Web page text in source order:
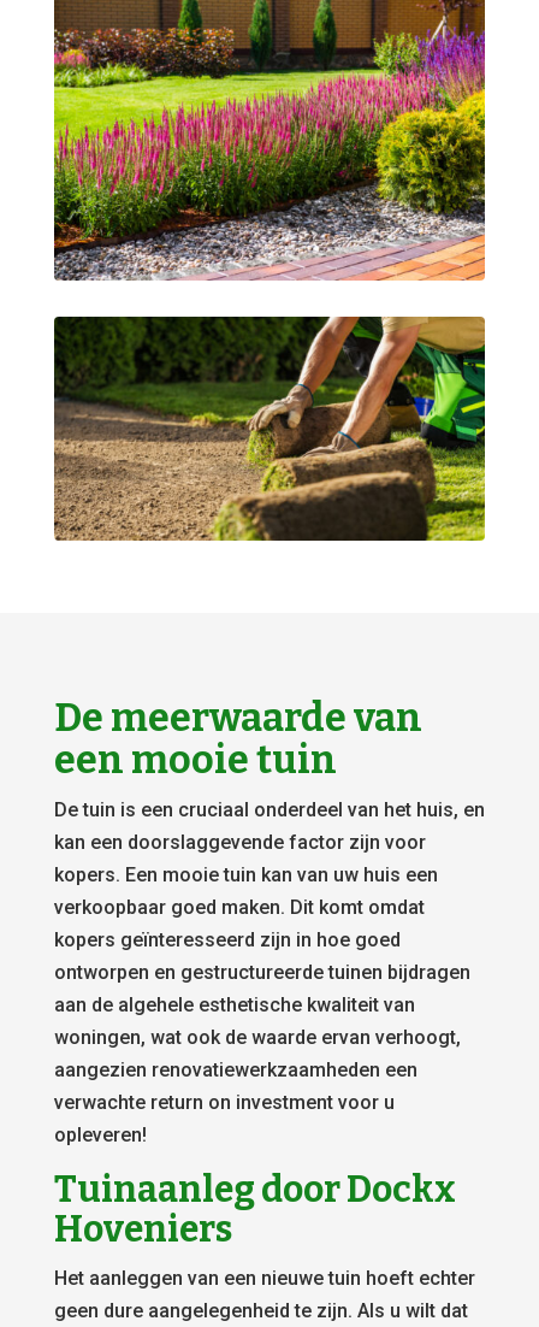
De meerwaarde van
een mooie tuin
De tuin is een cruciaal onderdeel van het huis, en
kan een doorslaggevende factor zijn voor
kopers. Een mooie tuin kan van uw huis een
verkoopbaar goed maken. Dit komt omdat
kopers geïnteresseerd zijn in hoe goed
ontworpen en gestructureerde tuinen bijdragen
aan de algehele esthetische kwaliteit van
woningen, wat ook de waarde ervan verhoogt,
aangezien renovatiewerkzaamheden een
verwachte return on investment voor u
opleveren!
Tuinaanleg door Dockx
Hoveniers
Het aanleggen van een nieuwe tuin hoeft echter
geen dure aangelegenheid te zijn. Als u wilt dat